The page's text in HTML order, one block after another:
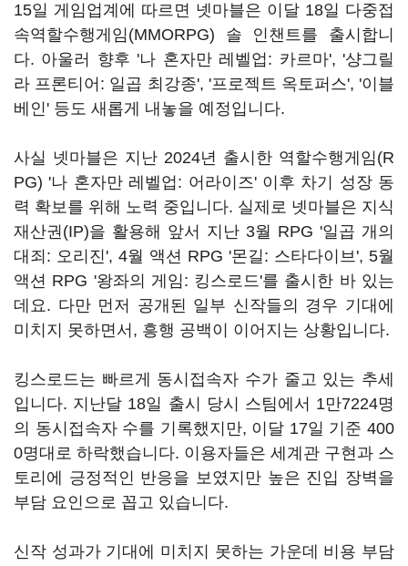
15일 게임업계에 따르면 넷마블은 이달 18일 다중접
속역할수행게임(MMORPG) 솔 인챈트를 출시합니
다. 아울러 향후 '나 혼자만 레벨업: 카르마', '샹그릴
라 프론티어: 일곱 최강종', '프로젝트 옥토퍼스', '이블
베인' 등도 새롭게 내놓을 예정입니다.
사실 넷마블은 지난 2024년 출시한 역할수행게임(R
PG) '나 혼자만 레벨업: 어라이즈' 이후 차기 성장 동
력 확보를 위해 노력 중입니다. 실제로 넷마블은 지식
재산권(IP)을 활용해 앞서 지난 3월 RPG '일곱 개의
대죄: 오리진', 4월 액션 RPG '몬길: 스타다이브', 5월
액션 RPG '왕좌의 게임: 킹스로드'를 출시한 바 있는
데요. 다만 먼저 공개된 일부 신작들의 경우 기대에
미치지 못하면서, 흥행 공백이 이어지는 상황입니다.
킹스로드는 빠르게 동시접속자 수가 줄고 있는 추세
입니다. 지난달 18일 출시 당시 스팀에서 1만7224명
의 동시접속자 수를 기록했지만, 이달 17일 기준 400
0명대로 하락했습니다. 이용자들은 세계관 구현과 스
토리에 긍정적인 반응을 보였지만 높은 진입 장벽을
부담 요인으로 꼽고 있습니다.
신작 성과가 기대에 미치지 못하는 가운데 비용 부담